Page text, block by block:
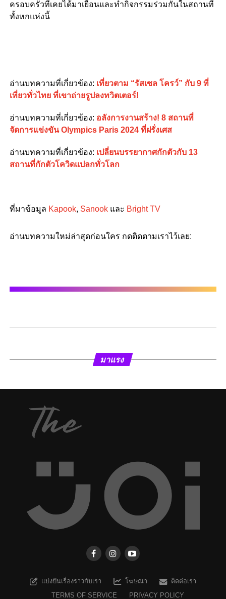
ครอบครัวที่เคยได้มาเยือนและทำกิจกรรมร่วมกันในสถานที่
ทั้งหกแห่งนี้
อ่านบทความที่เกี่ยวข้อง: เที่ยวตาม “รัสเซล โครว์” กับ 9 ที่
เที่ยวทั่วไทย ที่เขาถ่ายรูปลงทวิตเตอร์!
อ่านบทความที่เกี่ยวข้อง: อลังการงานสร้าง! 8 สถานที่
จัดการแข่งขัน Olympics Paris 2024 ที่ฝรั่งเศส
อ่านบทความที่เกี่ยวข้อง: เปลี่ยนบรรยากาศกักตัวกับ 13
สถานที่กักตัวโควิดแปลกทั่วโลก
ที่มาข้อมูล Kapook, Sanookและ Bright TV
อ่านบทความใหม่ล่าสุดก่อนใคร กดติดตามเราไว้เลย:
มาแรง
แบ่งปันเรื่องราวกับเรา โฆษณา
ติดต่อเรา
TERMS OF SERVICE
PRIVACY POLICY